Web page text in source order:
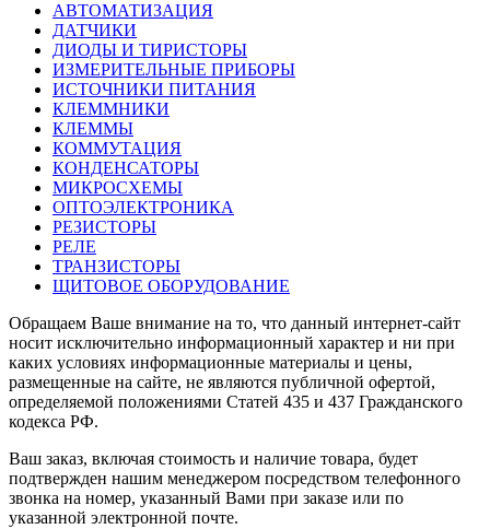
АВТОМАТИЗАЦИЯ
ДАТЧИКИ
ДИОДЫ И ТИРИСТОРЫ
ИЗМЕРИТЕЛЬНЫЕ ПРИБОРЫ
ИСТОЧНИКИ ПИТАНИЯ
КЛЕММНИКИ
КЛЕММЫ
КОММУТАЦИЯ
КОНДЕНСАТОРЫ
МИКРОСХЕМЫ
ОПТОЭЛЕКТРОНИКА
РЕЗИСТОРЫ
РЕЛЕ
ТРАНЗИСТОРЫ
ЩИТОВОЕ ОБОРУДОВАНИЕ
Обращаем Ваше внимание на то, что данный интернет-сайт
носит исключительно информационный характер и ни при
каких условиях информационные материалы и цены,
размещенные на сайте, не являются публичной офертой,
определяемой положениями Статей 435 и 437 Гражданского
кодекса РФ.
Ваш заказ, включая стоимость и наличие товара, будет
подтвержден нашим менеджером посредством телефонного
звонка на номер, указанный Вами при заказе или по
указанной электронной почте.